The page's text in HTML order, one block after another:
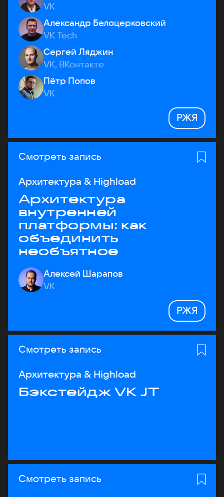
VK
Александр Белоцерковский
VK Tech
Сергей Ляджин
VK, ВКонтакте
Пётр Попов
VK
РЖЯ
Смотреть запись
Архитектура & Highload
Архитектура
внутренней
платформы: как
объединить
необъятное
Алексей Шарапов
VK
РЖЯ
Смотреть запись
Архитектура & Highload
Бэкстейдж VK JT
Смотреть запись